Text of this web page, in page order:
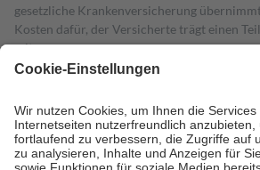
gesetzliche Krankenversicherung
Kosten dafür, der Versicherte trägt einen
mit.
Grundsätzlich leisten Mitglieder
höchstens zehn Euro.
Es sind jedoch nie
Kosten der Leistung zu entrichten.
Diese Regeln gelten grundsätzlich auch für
Bei Heilmitteln und häuslicher